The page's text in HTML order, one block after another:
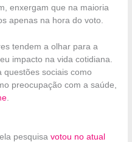
enxergam que na maioria
apenas na hora do voto.
tendem a olhar para a
impacto na vida cotidiana.
questões sociais como
preocupação com a saúde,
pesquisavotou no atual